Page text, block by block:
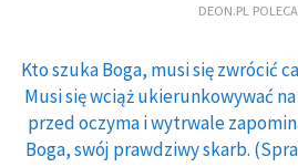
DEON.PL POLECA
Kto szuka Boga, musi się zwrócić
Musi się wciąż ukierunkowywać
przed oczyma i wytrwale
Boga, swój prawdziwy skarb.